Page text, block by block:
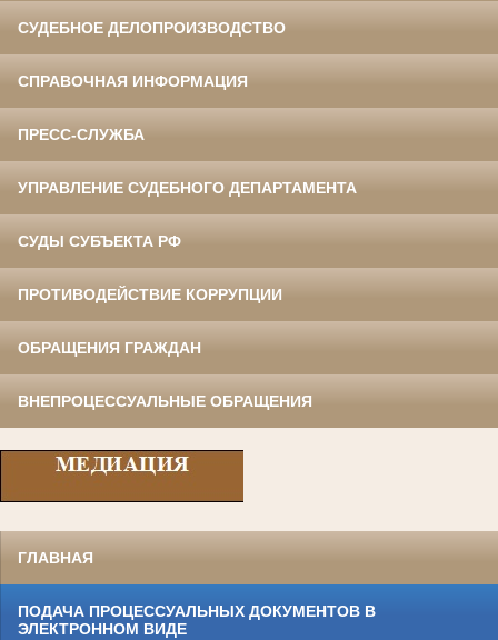
СУДЕБНОЕ ДЕЛОПРОИЗВОДСТВО
СПРАВОЧНАЯ ИНФОРМАЦИЯ
ПРЕСС-СЛУЖБА
УПРАВЛЕНИЕ СУДЕБНОГО ДЕПАРТАМЕНТА
СУДЫ СУБЪЕКТА РФ
ПРОТИВОДЕЙСТВИЕ КОРРУПЦИИ
ОБРАЩЕНИЯ ГРАЖДАН
ВНЕПРОЦЕССУАЛЬНЫЕ ОБРАЩЕНИЯ
ГЛАВНАЯ
ПОДАЧА ПРОЦЕССУАЛЬНЫХ ДОКУМЕНТОВ В
ЭЛЕКТРОННОМ ВИДЕ